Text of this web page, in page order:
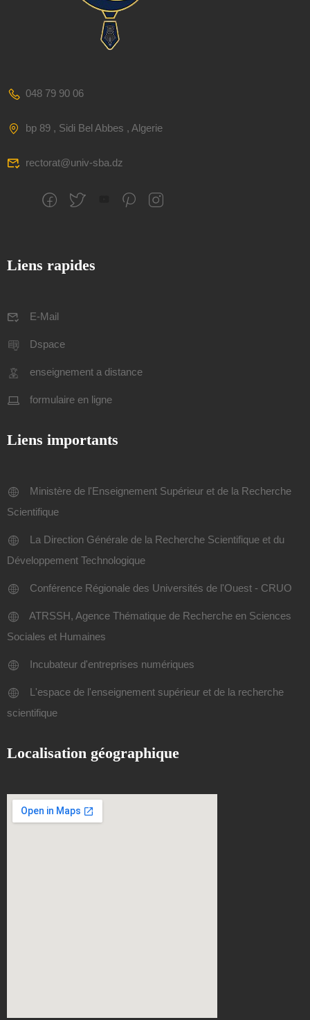
048 79 90 06
bp 89 , Sidi Bel Abbes , Algerie
rectorat@univ-sba.dz
Liens rapides
E-Mail
Dspace
enseignement a distance
formulaire en ligne
Liens importants
Ministère de l'Enseignement Supérieur et de la Recherche
Scientifique
La Direction Générale de la Recherche Scientifique et du
Développement Technologique
Conférence Régionale des Universités de l'Ouest - CRUO
ATRSSH, Agence Thématique de Recherche en Sciences
Sociales et Humaines
Incubateur d'entreprises numériques
L'espace de l'enseignement supérieur et de la recherche
scientifique
Localisation géographique